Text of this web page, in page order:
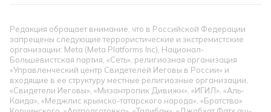
Редакция обращает внимание, что в Российской Федерации
запрещены следующие террористические и экстремистские
организации: Meta (Meta Platforms Inc), Национал-
Большевистская партия, «Сеть», религиозная организация
«Управленческий центр Свидетелей Иеговы в России» и
входящие в ее структуру местные религиозные организации,
«Свидетели Иеговы», «Мизантропик Дивижн», «ИГИЛ», «Аль-
Каида», «Меджлис крымско-татарского народа», «Братство»